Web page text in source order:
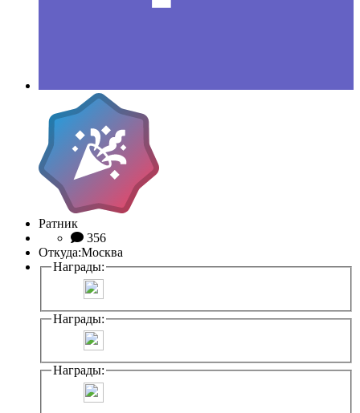
Ратник
356
Откуда:Москва
Награды:
Награды:
Награды: